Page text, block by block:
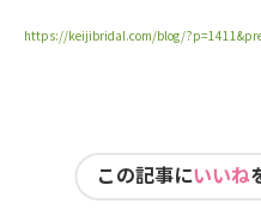
https://keijibridal.com/blog/
この記事にいいね